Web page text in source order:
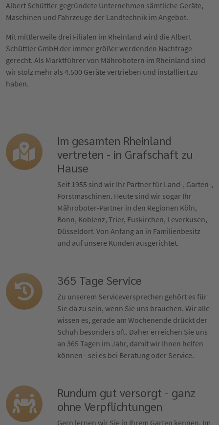
Albert Schüttler gegründete Unternehmen sämtliche Geräte,
Maschinen und Fahrzeuge der Landtechnik im Angebot.
Mit mittlerweile drei Filialen im Rheinland wird die Albert
Schüttler GmbH der immer größer werdenden Nachfrage
gerecht. Als Marktführer von Mährobotern im Rheinland sind
wir stolz mehr als 4.500 Geräte vertrieben und installiert zu
haben.
Im gesamten Rheinland
vertreten - in Grafschaft zu
Hause
Seit 1955 sind wir Ihr Partner für Land-, Garten-,
Forstmaschinen. Heute sind wir sogar Ihr
Mähroboter-Partner in den Regionen Köln,
Bonn, Koblenz, Trier, Euskirchen, Leverkusen,
Düsseldorf. Von Anfang an in Familienbesitz
und auf unsere Kunden ausgerichtet.
365 Tage Service
Zu unserem Serviceversprechen gehört es für
Sie da zu sein, wenn Sie uns brauchen. Wir alle
wissen es, gerade am Wochenende drückt der
Schuh besonders oft. Daher erreichen Sie uns
an 365 Tagen im Jahr, damit wir Ihnen helfen
können - sei es bei Beratung oder Service.
Rundum gut versorgt - ganz
ohne Verpflichtungen
Gern lernen wir Sie in Ihrem Garten kennen. Im